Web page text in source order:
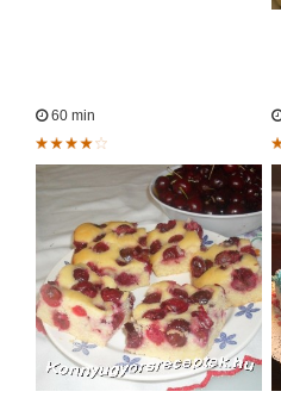
60 min